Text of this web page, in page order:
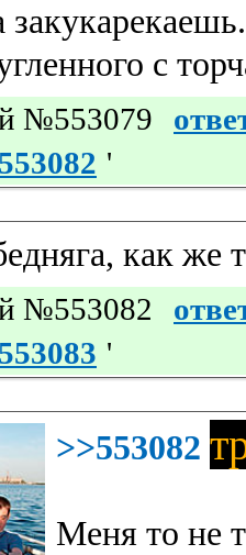
с
№553079
'
как же
№553082
'
>>553082
Меня то не